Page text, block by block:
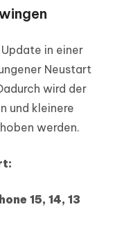
in einer
Neustart
wird der
und kleinere
werden.
15, 14, 13